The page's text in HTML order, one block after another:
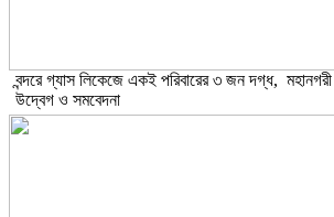
বন্দরে গ্যাস লিকেজে একই পরিবারের ৩ জন দগ্ধ,
উদ্বেগ ও সমবেদনা